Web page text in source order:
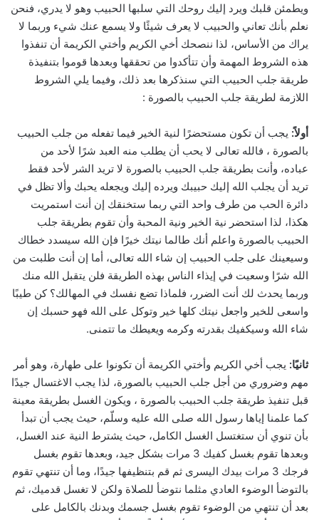
ويطمئن قلبك ويرد إليك روحك التي سلبها الحبيب وهو لا يدري، فنحن
نعلم بأنك تعاني والحبيب لا يعرف شيئًا ولا يسمع عنك شيء وربما لا
يراك من الأساس، لذا ننصحك أخي الكريم وأختي الكريمة أن تنفذوا
هذه الشروط المهمة وأن تتأكدوا من تحققها وبعدها قوموا بتنفيذة
طريقة جلب الحبيب التي سنذكرها بعد ذلك، وفيما يلي الشروط
اللازمة لطريقة جلب الحبيب بالصورة :
أولاً: يجب أن تكون مستحضرًا لنية الخير فيما تفعله من جلب الحبيب
بالصورة ، فالله تعالى لا يحب أن يطلب منه العبد شرًا لأحد من
عباده، وأنت بطريقة جلب الحبيب بالصورة لا تريد الشر لأحد فقط
تريد أن يجلب الله إليك حبيبك ويرده إليك ويجعله يحبك وألا تظل في
دائرة الحب من طرف واحد التي ربما ستخنقك إن أنت استمريت
هكذا، لذا استحضر نية الخير ونية المحبة وأن تقوم بطريقة جلب
الحبيب بالصورة واعلم أنك طالما نيتك خيرًا فإن الله سيسدد خطاك
وسيعينك على جلب الحبيب إن شاء الله تعالى، أما إن أنت طلبت من
الله شرًا وسعيت في إيذاء الناس بهذه الطريقة فلن يتقبل الله منك
وربما يحدث لك أنت الضرر، فلماذا تضع نفسك في المهالك؟ كن طيبًا
واسعى للخير واجعل نيتك كلها خير وتوكل على الله فهو حسبك إن
شاء الله وسيكفيك بقدرته وكرمه ويعيطك ما تتمنى.
ثانيًا: يجب أخي الكريم وأختي الكريمة أن تكونوا على طهارة، وهو أمر
مهم وضروري من أجل جلب الحبيب بالصورة، لذا يجب الاغتسال جيدًا
قبل تنفيذ طريقة جلب الحبيب بالصورة ، ويكون الغسل بطريقة معينة
كما علمنا إياها رسول الله صلى الله عليه وسلّم، حيث يجب أن تبدأ
بأن تنوي أن ستغتسل الغسل الكامل، حيث يشترط النية عند الغسل،
وبعدها تقوم بغسل كفيك 3 مرات بشكل جيد، وبعدها تقوم بغسل
فرجك 3 مرات بيدك اليسرى ثم قم بتنظيفها جيدًا، وما أن تنتهي تقوم
بالتوضأ الوضوء العادي مثلما نتوضأ للصلاة ولكن لا تغسل قدميك، ثم
بعد أن تنتهي من الوضوء تقوم بغسل جسمك وبدنك بالكامل على